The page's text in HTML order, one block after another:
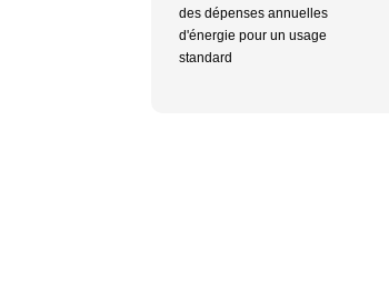
des dépenses annuelles
d'énergie pour un usage
standard